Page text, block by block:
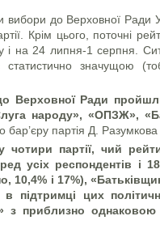
вибори до Верховної Ради
Крім цього, поточні
на 24 липня-1 серпня.
статистично значущою
Верховної Ради
народу», «ОПЗЖ»,
бар’єру партія Д.
партії, чий
усіх респондентів і
і 17%),
в підтримці цих
з приблизно